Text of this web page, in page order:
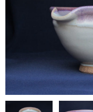
お問い合わせ